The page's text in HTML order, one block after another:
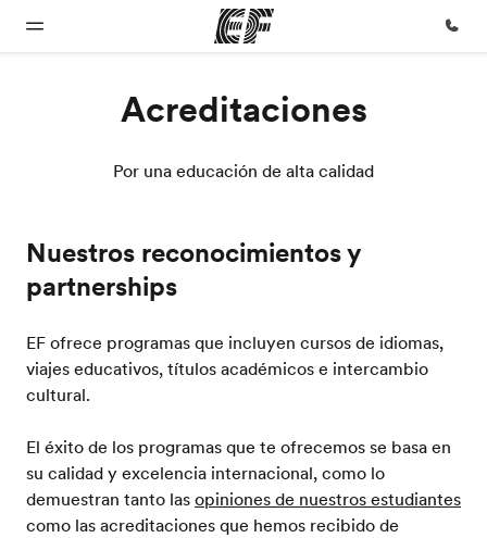
Ver todo lo que Encuentra nosotros
Acreditaciones
Por una educación de alta calidad
Nuestros reconocimientos y
partnerships
EF ofrece programas que incluyen cursos de idiomas,
viajes educativos, títulos académicos e intercambio
cultural.
El éxito de los programas que te ofrecemos se basa en
su calidad y excelencia internacional, como lo
demuestran tanto lasopiniones de nuestros estudiantes
como las acreditaciones que hemos recibido de